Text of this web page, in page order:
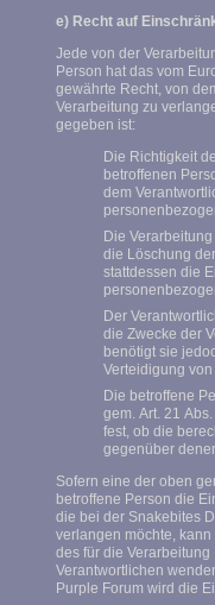
e) Recht auf
Jede von der
Person hat das vom
gewährte Recht, von
Verarbeitung zu
gegeben ist:
Die Richtigkeit
betroffenen
dem
Die
die Löschung
stattdessen die
Der
die Zwecke der
benötigt sie
Verteidigung
Die betroffene
gem. Art. 21
fest, ob die
gegenüber
Sofern eine der oben
betroffene Person die
die bei der Snakebites
verlangen möchte,
des für die Verarbeitung
Verantwortlichen
Purple Forum wird die